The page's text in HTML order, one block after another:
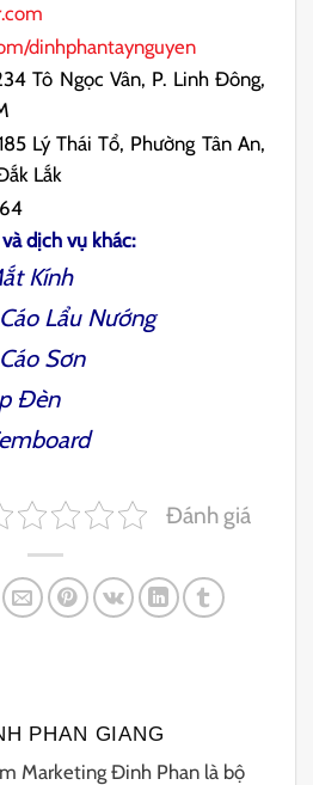
dinhphantaynguyen
Tô Ngọc Vân, P. Linh Đông,
Lý Thái Tổ, Phường Tân An,
Lắk
dịch vụ khác:
Kính
Lẩu Nướng
Sơn
Đèn
Đánh giá
PHAN GIANG
Marketing Đinh Phan là bộ